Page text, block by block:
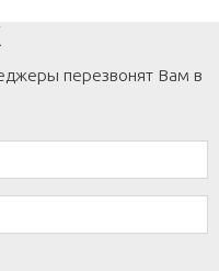
перезвонят Вам в